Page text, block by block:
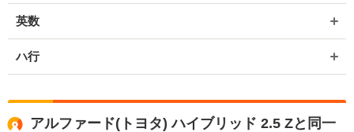
英数
ハ行
アルファード(トヨタ) ハイブリッド 2.5 Zと同一